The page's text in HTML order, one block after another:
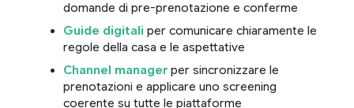
domande di pre-prenotazione e conferme
Guide digitali per comunicare chiaramente le
regole della casa e le aspettative
Channel managerper sincronizzare le
prenotazioni e applicare uno screening
coerente su tutte le piattaforme